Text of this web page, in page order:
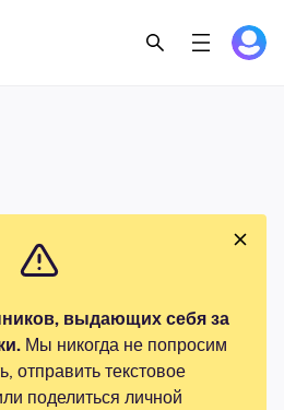
выдающих себя за
Мы никогда не попросим
отправить текстовое
поделиться личной